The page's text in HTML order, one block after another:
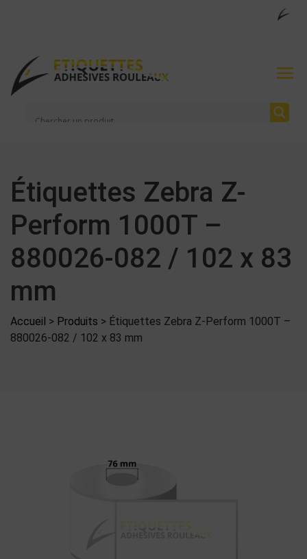
Étiquettes Zebra Z-
Perform 1000T –
880026-082 / 102 x 83
mm
Accueil > Produits > Étiquettes Zebra Z-Perform 1000T –
880026-082 / 102 x 83 mm